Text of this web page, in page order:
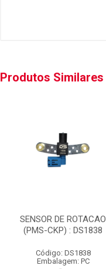
Produtos Similares
SENSOR DE ROTACAO
(PMS-CKP) : DS1838
Código: DS1838
Embalagem: PC